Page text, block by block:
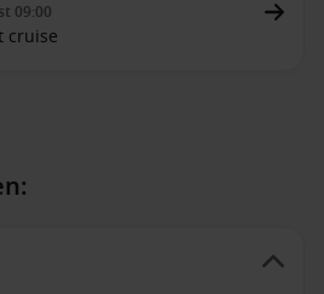
09:00
cruise